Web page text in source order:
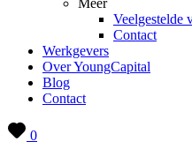
Meer
Veelgestelde
Contact
Werkgevers
Over YoungCapital
Blog
Contact
0